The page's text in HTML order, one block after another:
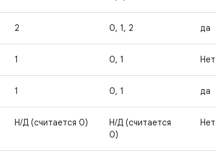
2 0, 1, 2 да
1 0, 1 Нет
1 0, 1 да
Н/Д (считается 0)
Н/Д (считается
0)
Нет